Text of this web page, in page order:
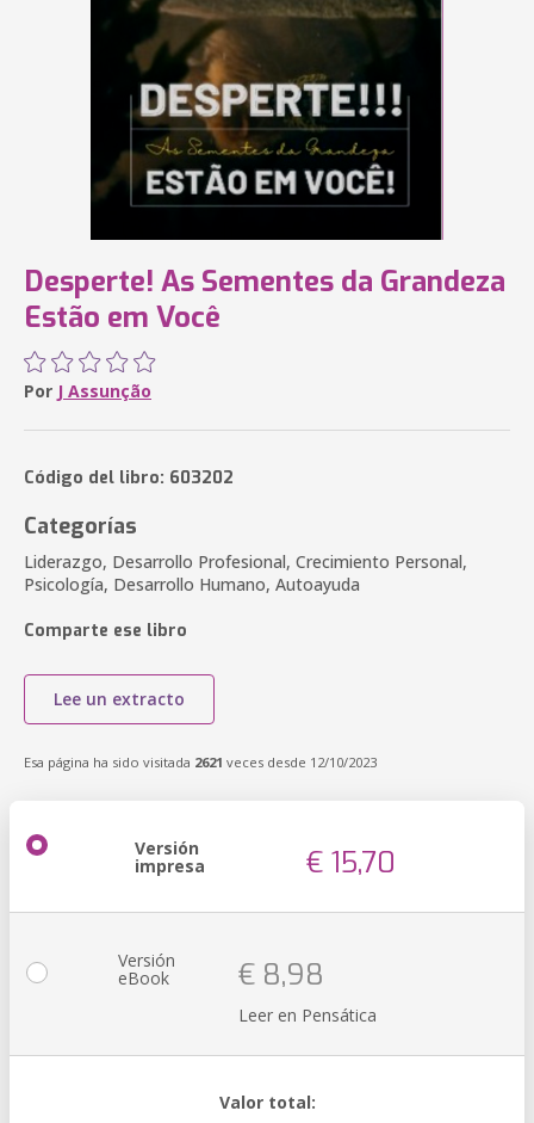
Desperte! As Sementes da Grandeza
Estão em Você
Por J Assunção
Código del libro: 603202
Categorías
Liderazgo, Desarrollo Profesional, Crecimiento Personal,
Psicología, Desarrollo Humano, Autoayuda
Comparte ese libro
Lee un extracto
Esa página ha sido visitada 2621 veces desde 12/10/2023
Versión
impresa € 15,70
Versión
eBook € 8,98
Leer en Pensática
Valor total: